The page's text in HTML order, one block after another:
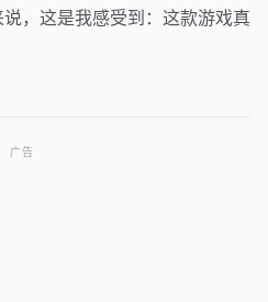
，这是我感受到：这款游戏真
广告